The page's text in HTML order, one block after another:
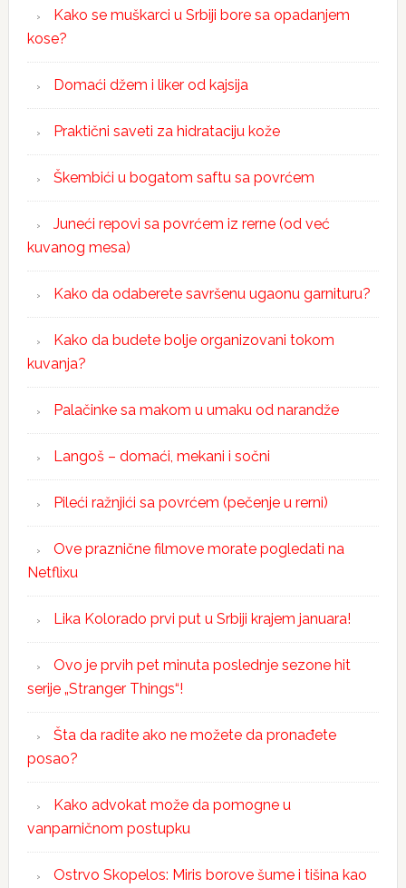
Kako se muškarci u Srbiji bore sa opadanjem
kose?
Domaći džem i liker od kajsija
Praktični saveti za hidrataciju kože
Škembići u bogatom saftu sa povrćem
Juneći repovi sa povrćem iz rerne (od već
kuvanog mesa)
Kako da odaberete savršenu ugaonu garnituru?
Kako da budete bolje organizovani tokom
kuvanja?
Palačinke sa makom u umaku od narandže
Langoš – domaći, mekani i sočni
Pileći ražnjići sa povrćem (pečenje u rerni)
Ove praznične filmove morate pogledati na
Netflixu
Lika Kolorado prvi put u Srbiji krajem januara!
Ovo je prvih pet minuta poslednje sezone hit
serije „Stranger Things“!
Šta da radite ako ne možete da pronađete
posao?
Kako advokat može da pomogne u
vanparničnom postupku
Ostrvo Skopelos: Miris borove šume i tišina kao